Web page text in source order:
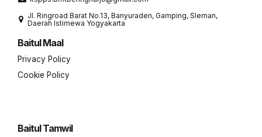
Jl. Ringroad Barat No.13, Banyuraden, Gamping, Sleman,
Daerah Istimewa Yogyakarta
Baitul Maal
Privacy Policy
Cookie Policy
Baitul Tamwil